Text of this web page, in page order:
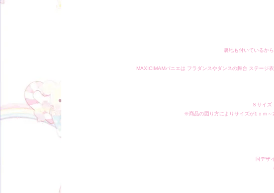
裏地も付いているか
MAXICIMAMパニエは フラダンスやダンスの舞台 ステージ
Ｓサイ
※商品の図り方によりサイズが1ｃｍ～
同デザ